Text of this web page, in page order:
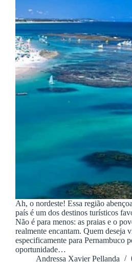
Ah, o nordeste! Essa região
país é um dos destinos turísticos
Não é para menos: as praias e o
realmente encantam. Quem deseja
especificamente para Pernambuco
oportunidade…
Andressa Xavier Pellanda